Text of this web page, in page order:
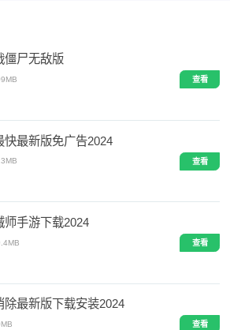
僵尸无敌版
查看
快最新版免广告2024
查看
师手游下载2024
查看
除最新版下载安装2024
查看